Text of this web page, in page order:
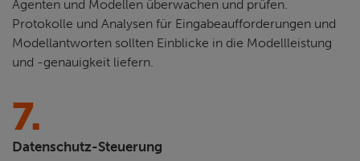
Agenten und Modellen überwachen und prüfen.
Protokolle und Analysen für Eingabeaufforderungen und
Modellantworten sollten Einblicke in die Modellleistung
und -genauigkeit liefern.
7.
Datenschutz-Steuerung